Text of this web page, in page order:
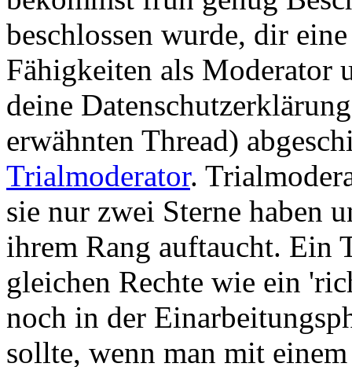
beschlossen wurde, dir
Fähigkeiten als Moderator
deine
erwähnten Thread)
Trialmoderator.
sie nur zwei Sterne haben
ihrem Rang auftaucht. Ein
gleichen Rechte wie ein
noch in der
sollte, wenn man mit